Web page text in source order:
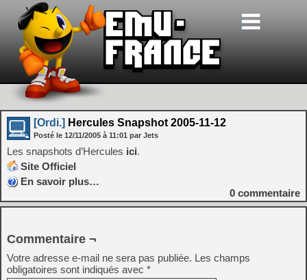
[Ordi.] Hercules Snapshot 2005-11-12
Posté le 12/11/2005 à 11:01 par Jets
Les snapshots d’Hercules ici.
Site Officiel
En savoir plus…
0 commentaire
Commentaire ¬
Votre adresse e-mail ne sera pas publiée. Les champs
obligatoires sont indiqués avec *